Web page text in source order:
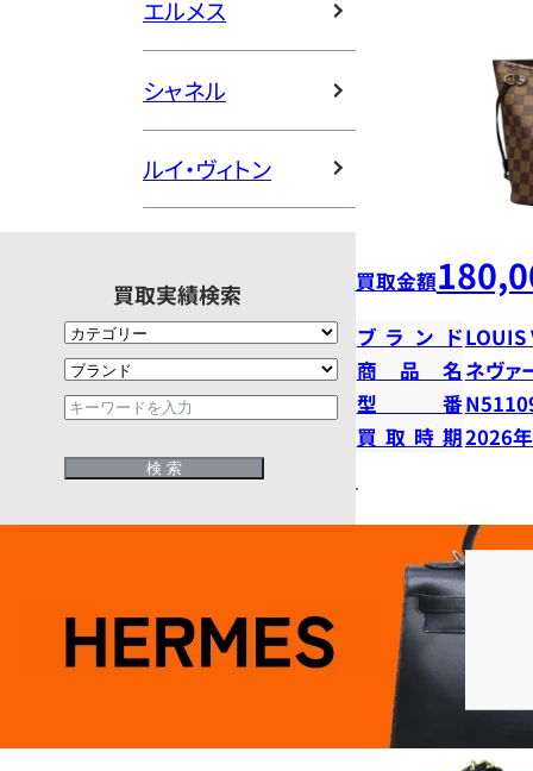
エルメス
シャネル
ルイ・ヴィトン
買取実績検索 買取金額
ブランドLOUIS
商品名 ネヴァ
型番
買取時期2026